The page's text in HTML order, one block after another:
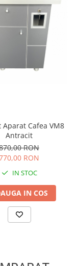
Aparat Cafea VM8
Antracit
RON
RON
IN STOC
IN COS